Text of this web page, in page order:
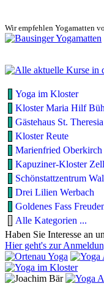
Wir empfehlen Yogamatten
Yoga im Kloster
Kloster Maria Hilf
Gästehaus St. Theresia
Kloster Reute
Marienfried Oberkirch
Kapuziner-Kloster
Schönstattzentrum
Drei Lilien Werbach
Goldenes Fass
Alle Kategorien ...
Haben Sie Interesse an
Hier geht's zur